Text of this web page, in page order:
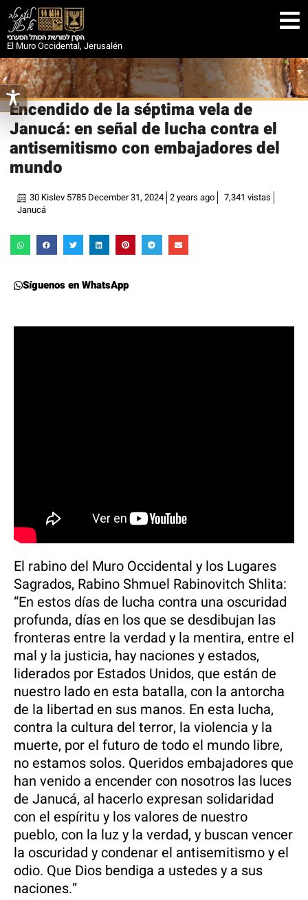
El Muro Occidental, Jerusalén
Encendido de la séptima vela de
Janucá: en señal de lucha contra el
antisemitismo con embajadores del
mundo
30 Kislev 5785 December 31, 2024 2 years ago
7,341 vistas
Janucá
Síguenos en WhatsApp
El rabino del Muro Occidental y los Lugares
Sagrados, Rabino Shmuel Rabinovitch Shlita:
“En estos días de lucha contra una oscuridad
profunda, días en los que se desdibujan las
fronteras entre la verdad y la mentira, entre el
mal y la justicia, hay naciones y estados,
liderados por Estados Unidos, que están de
nuestro lado en esta batalla, con la antorcha
de la libertad en sus manos. En esta lucha,
contra la cultura del terror, la violencia y la
muerte, por el futuro de todo el mundo libre,
no estamos solos. Queridos embajadores que
han venido a encender con nosotros las luces
de Janucá, al hacerlo expresan solidaridad
con el espíritu y los valores de nuestro
pueblo, con la luz y la verdad, y buscan vencer
la oscuridad y condenar el antisemitismo y el
odio. Que Dios bendiga a ustedes y a sus
naciones.”